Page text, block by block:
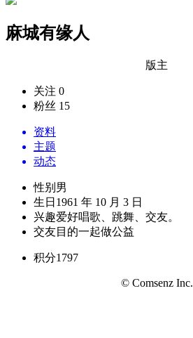
麻城有缘人
版主
关注 0
粉丝 15
资料
主题
动态
性别 男
生日 1961 年 10 月 3 日
兴趣爱好唱歌、跳舞、交友。
交友目的一起做公益
积分1797
© Comsenz Inc.